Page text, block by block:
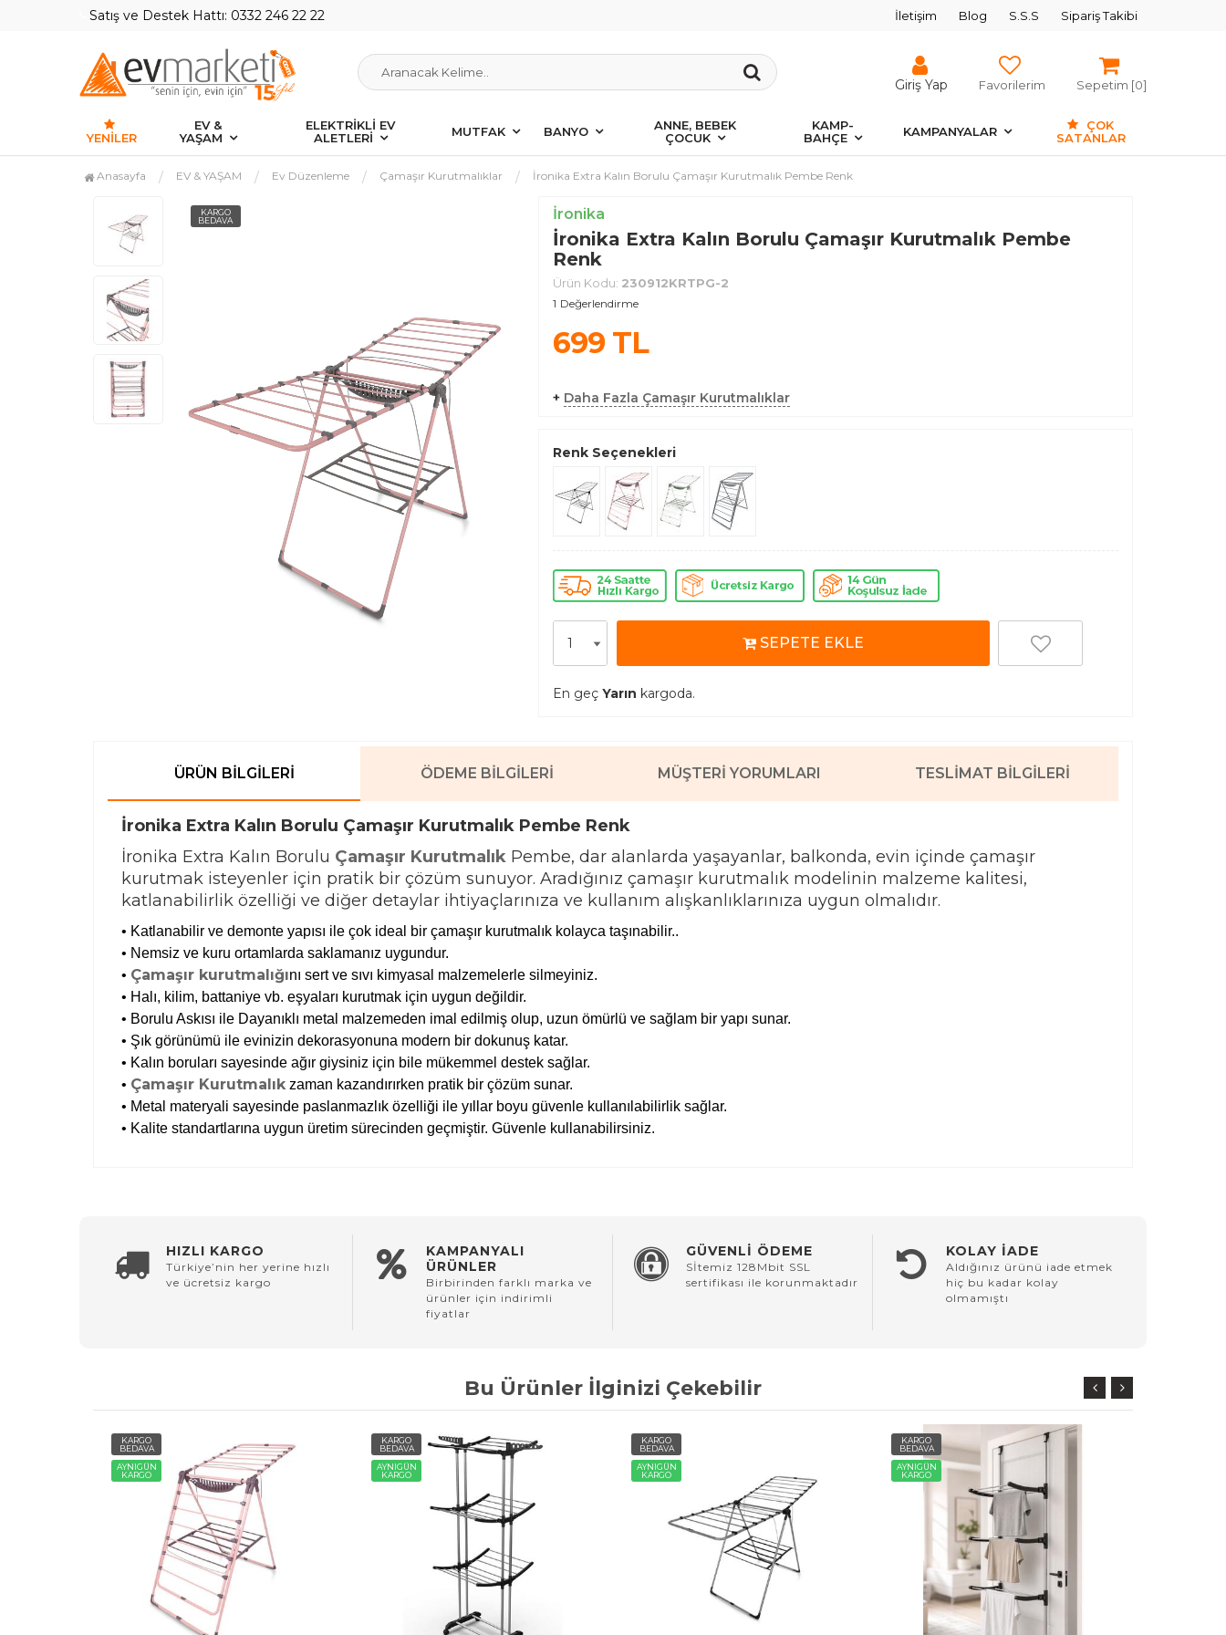
Satış ve Destek Hattı: 0332 246 22 22 İletişim Blog S.S.S Sipariş Takibi
Giriş Yap Favorilerim Sepetim [0]
YENILER
EV &
YAŞAM
ELEKTRİKLİ EV
ALETLERİ
MUTFAK BANYO
ANNE, BEBEK
ÇOCUK
KAMP-
BAHÇE
KAMPANYALAR
ÇOK
SATANLAR
Anasayfa EV & YAŞAM Ev Düzenleme Çamaşır Kurutmalıklar İronika Extra Kalın Borulu Çamaşır Kurutmalık Pembe Renk
KARGO
BEDAVA
İronika
İronika Extra Kalın Borulu Çamaşır Kurutmalık Pembe
Renk
Ürün Kodu: 230912KRTPG-2
1 Değerlendirme
699TL
+ Daha Fazla Çamaşır Kurutmalıklar
Renk Seçenekleri
SEPETE EKLE
En geç Yarın kargoda.
ÜRÜN BILGILERI ÖDEME BILGILERI MÜŞTERI YORUMLARI TESLIMAT BILGILERI
İronika Extra Kalın Borulu Çamaşır Kurutmalık Pembe Renk
İronika Extra Kalın Borulu Çamaşır Kurutmalık Pembe, dar alanlarda yaşayanlar, balkonda, evin içinde çamaşır
kurutmak isteyenler için pratik bir çözüm sunuyor. Aradığınız çamaşır kurutmalık modelinin malzeme kalitesi,
katlanabilirlik özelliği ve diğer detaylar ihtiyaçlarınıza ve kullanım alışkanlıklarınıza uygun olmalıdır.
• Katlanabilir ve demonte yapısı ile çok ideal bir çamaşır kurutmalık kolayca taşınabilir..
• Nemsiz ve kuru ortamlarda saklamanız uygundur.
• Çamaşır kurutmalığını sert ve sıvı kimyasal malzemelerle silmeyiniz.
• Halı, kilim, battaniye vb. eşyaları kurutmak için uygun değildir.
• Borulu Askısı ile Dayanıklı metal malzemeden imal edilmiş olup, uzun ömürlü ve sağlam bir yapı sunar.
• Şık görünümü ile evinizin dekorasyonuna modern bir dokunuş katar.
• Kalın boruları sayesinde ağır giysiniz için bile mükemmel destek sağlar.
• Çamaşır Kurutmalık zaman kazandırırken pratik bir çözüm sunar.
• Metal materyali sayesinde paslanmazlık özelliği ile yıllar boyu güvenle kullanılabilirlik sağlar.
• Kalite standartlarına uygun üretim sürecinden geçmiştir. Güvenle kullanabilirsiniz.
HIZLI KARGO
Türkiye’nin her yerine hızlı
ve ücretsiz kargo
KAMPANYALI
ÜRÜNLER
Birbirinden farklı marka ve
ürünler için indirimli
fiyatlar
GÜVENLİ ÖDEME
Sİtemiz 128Mbit SSL
sertifikası ile korunmaktadır
KOLAY İADE
Aldığınız ürünü iade etmek
hiç bu kadar kolay
olmamıştı
Bu Ürünler İlginizi Çekebilir
KARGO
BEDAVA
AYNIGÜN
KARGO
KARGO
BEDAVA
AYNIGÜN
KARGO
KARGO
BEDAVA
AYNIGÜN
KARGO
KARGO
BEDAVA
AYNIGÜN
KARGO